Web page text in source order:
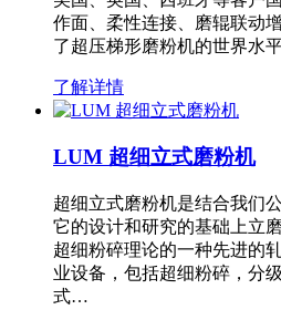
作面、柔性连接、磨辊联动
了超压梯形磨粉机的世界水
了解详情
LUM 超细立式磨粉机
超细立式磨粉机是结合我们
它的设计和研究的基础上立
超细粉碎理论的一种先进的
业设备，包括超细粉碎，分
式…